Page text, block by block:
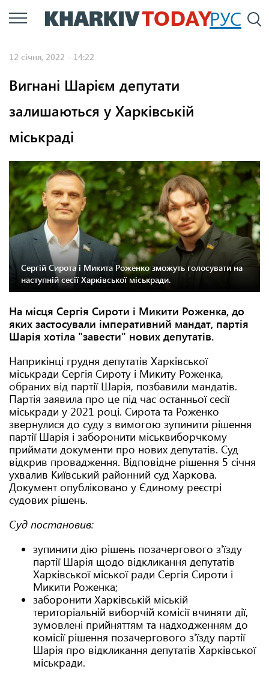
Перейти
до
РУС
12 січня, 2022 - 14:22
Вигнані Шарієм депутати
залишаються у Харківській
міськраді
Сергій Сирота і Микита Роженко зможуть голосувати на
наступній сесії Харківської міськради.
На місця Сергія Сироти і Микити Роженка, до
яких застосували імперативний мандат, партія
Шарія хотіла "завести" нових депутатів.
Наприкінці грудня депутатів Харківської
міськради Сергія Сироту і Микиту Роженка,
обраних від партії Шарія, позбавили мандатів.
Партія заявила про це під час останньої сесії
міськради у 2021 році. Сирота та Роженко
звернулися до суду з вимогою зупинити рішення
партії Шарія і заборонити міськвиборчкому
приймати документи про нових депутатів. Суд
відкрив провадження. Відповідне рішення 5 січня
ухвалив Київський районний суд Харкова.
Документ опубліковано у Єдиному реєстрі
судових рішень.
Суд постановив:
зупинити дію рішень позачергового з'їзду
партії Шарія щодо відкликання депутатів
Харківської міської ради Сергія Сироти і
Микити Роженка;
заборонити Харківській міській
територіальній виборчій комісії вчиняти дії,
зумовлені прийняттям та надходженням до
комісії рішення позачергового з'їзду партії
Шарія про відкликання депутатів Харківської
міськради.